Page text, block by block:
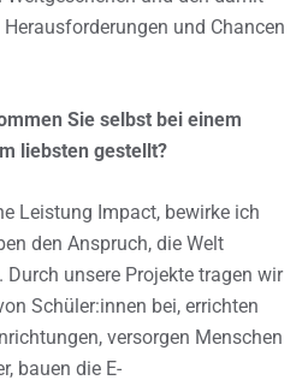
und Chancen
Sie selbst bei einem
liebsten gestellt?
Leistung Impact, bewirke ich
den Anspruch, die Welt
unsere Projekte tragen wir
Schüler:innen bei, errichten
versorgen Menschen
bauen die E-